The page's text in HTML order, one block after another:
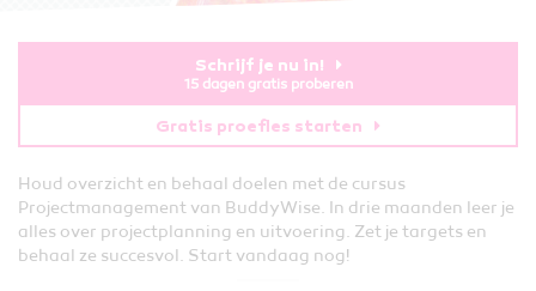
Houd overzicht en behaal doelen met de cursus
Projectmanagement van BuddyWise. In drie maanden leer je
alles over projectplanning en uitvoering. Zet je targets en
behaal ze succesvol. Start vandaag nog!
Schrijf je nu in!
15 dagen gratis proberen
Gratis proefles starten